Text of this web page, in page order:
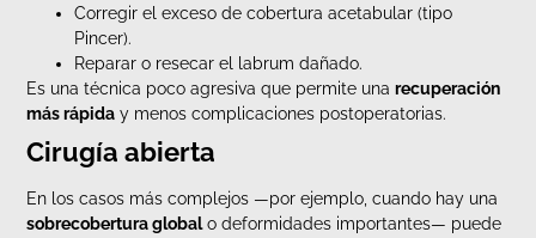
Corregir el exceso de cobertura acetabular (tipo
Pincer).
Reparar o resecar el labrum dañado.
Es una técnica poco agresiva que permite unarecuperación
más rápida y menos complicaciones postoperatorias.
Cirugía abierta
En los casos más complejos —por ejemplo, cuando hay una
sobrecobertura globalo deformidades importantes— puede